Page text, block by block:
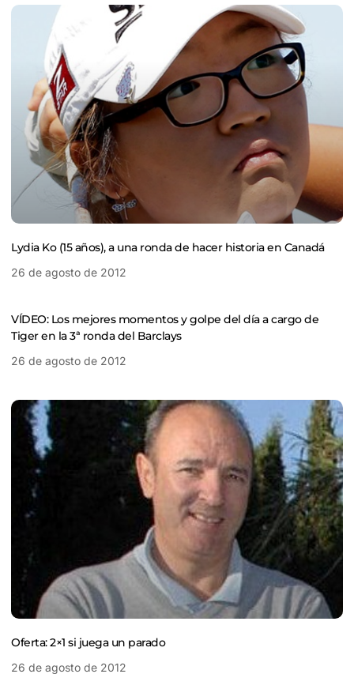
Lydia Ko (15 años), a una ronda de hacer historia en Canadá
26 de agosto de 2012
VÍDEO: Los mejores momentos y golpe del día a cargo de
Tiger en la 3ª ronda del Barclays
26 de agosto de 2012
Oferta: 2×1 si juega un parado
26 de agosto de 2012